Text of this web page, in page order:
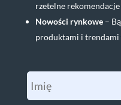
rzetelne
Nowości rynkowe–
produktami i trendami